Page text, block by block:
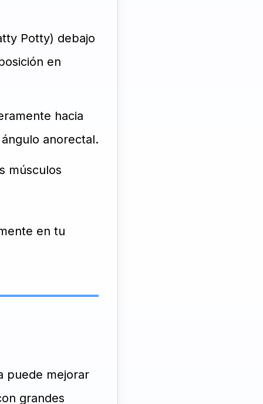
Potty) debajo
en
hacia
anorectal.
músculos
en tu
puede mejorar
grandes